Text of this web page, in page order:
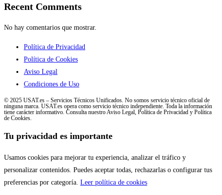
Recent Comments
No hay comentarios que mostrar.
Política de Privacidad
Política de Cookies
Aviso Legal
Condiciones de Uso
© 2025 USAT.es – Servicios Técnicos Unificados. No somos servicio técnico oficial de
ninguna marca. USAT.es opera como servicio técnico independiente. Toda la información
tiene carácter informativo. Consulta nuestro Aviso Legal, Política de Privacidad y Política
de Cookies.
Tu privacidad es importante
Usamos cookies para mejorar tu experiencia, analizar el tráfico y
personalizar contenidos. Puedes aceptar todas, rechazarlas o configurar tus
preferencias por categoría. Leer política de cookies